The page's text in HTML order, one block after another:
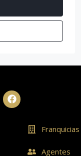
Franquicias
Agentes